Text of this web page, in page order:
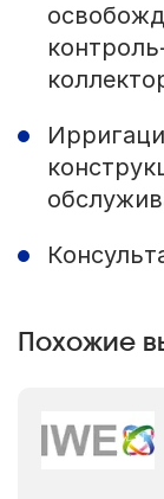
Похожие